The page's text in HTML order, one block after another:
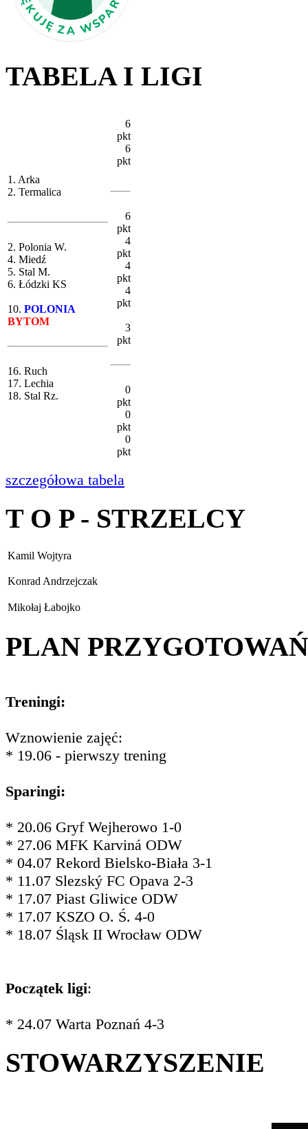
TABELA I LIGI
1. Arka
2. Termalica
2. Polonia W.
4. Miedź
5. Stal M.
6. Łódzki KS
10. POLONIA
BYTOM
16. Ruch
17. Lechia
18. Stal Rz.
6
pkt
6
pkt
6
pkt
4
pkt
4
pkt
4
pkt
3
pkt
0
pkt
0
pkt
0
pkt
szczegółowa tabela
T O P - STRZELCY
Kamil Wojtyra
Konrad Andrzejczak
Mikołaj Łabojko
PLAN PRZYGOTOWAŃ
Treningi:
Wznowienie zajęć:
* 19.06 - pierwszy trening
Sparingi:
* 20.06 Gryf Wejherowo 1-0
* 27.06 MFK Karviná ODW
* 04.07 Rekord Bielsko-Biała 3-1
* 11.07 Slezský FC Opava 2-3
* 17.07 Piast Gliwice ODW
* 17.07 KSZO O. Ś. 4-0
* 18.07 Śląsk II Wrocław ODW
Początek ligi:
* 24.07 Warta Poznań 4-3
STOWARZYSZENIE